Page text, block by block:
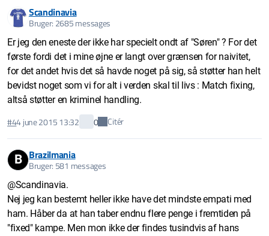
Scandinavia
Bruger: 2685 messages
Er jeg den eneste der ikke har specielt ondt af "Søren" ? For det
første fordi det i mine øjne er langt over grænsen for naivitet,
for det andet hvis det så havde noget på sig, så støtter han helt
bevidst noget som vi for alt i verden skal til livs : Match fixing,
altså støtter en kriminel handling.
#44 june 2015 13:32 0 Citér
B Brazilmania
Bruger: 581 messages
@Scandinavia.
Nej jeg kan bestemt heller ikke have det mindste empati med
ham. Håber da at han taber endnu flere penge i fremtiden på
"fixed" kampe. Men mon ikke der findes tusindvis af hans